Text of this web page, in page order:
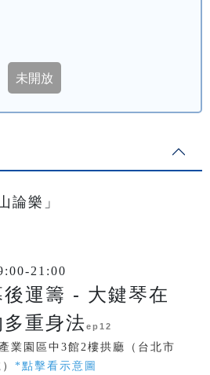
論樂」
21:00
運籌 - 大鍵琴在
重身法ep12
業園區中3館2樓拱廳（台北市
*點擊看示意圖